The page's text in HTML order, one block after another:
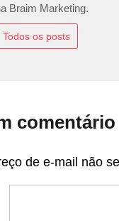
Braim Marketing.
Todos os posts
comentário
de e-mail não